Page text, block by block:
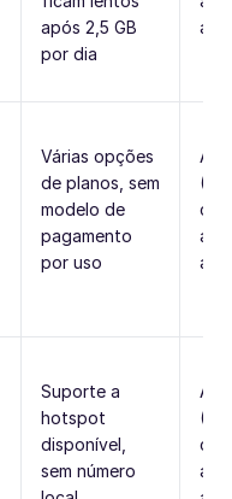
após 2,5 GB
por dia
Várias opções
de planos, sem
modelo de
pagamento
por uso
Suporte a
hotspot
disponível,
sem número